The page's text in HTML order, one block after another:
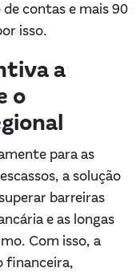
contas e mais 90
isso.
a
o
para as
a solução
barreiras
e as longas
Com isso, a
financeira,